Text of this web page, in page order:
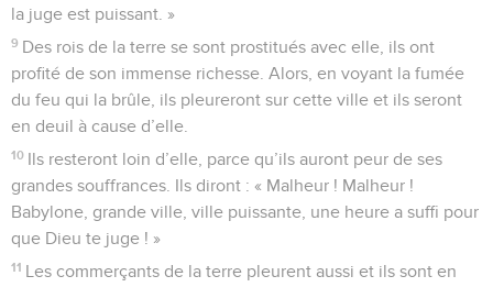
la juge est puissant. »
9 Des rois de la terre se sont prostitués avec elle, ils ont
profité de son immense richesse. Alors, en voyant la fumée
du feu qui la brûle, ils pleureront sur cette ville et ils seront
en deuil à cause d’elle.
10 Ils resteront loin d’elle, parce qu’ils auront peur de ses
grandes souffrances. Ils diront : « Malheur ! Malheur !
Babylone, grande ville, ville puissante, une heure a suffi pour
que Dieu te juge ! »
11 Les commerçants de la terre pleurent aussi et ils sont en